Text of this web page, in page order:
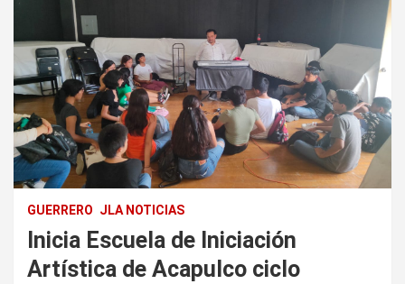
GUERRERO JLA NOTICIAS
Inicia Escuela de Iniciación
Artística de Acapulco ciclo